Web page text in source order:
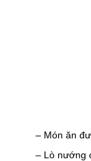
– Món ăn
– Lò nướng